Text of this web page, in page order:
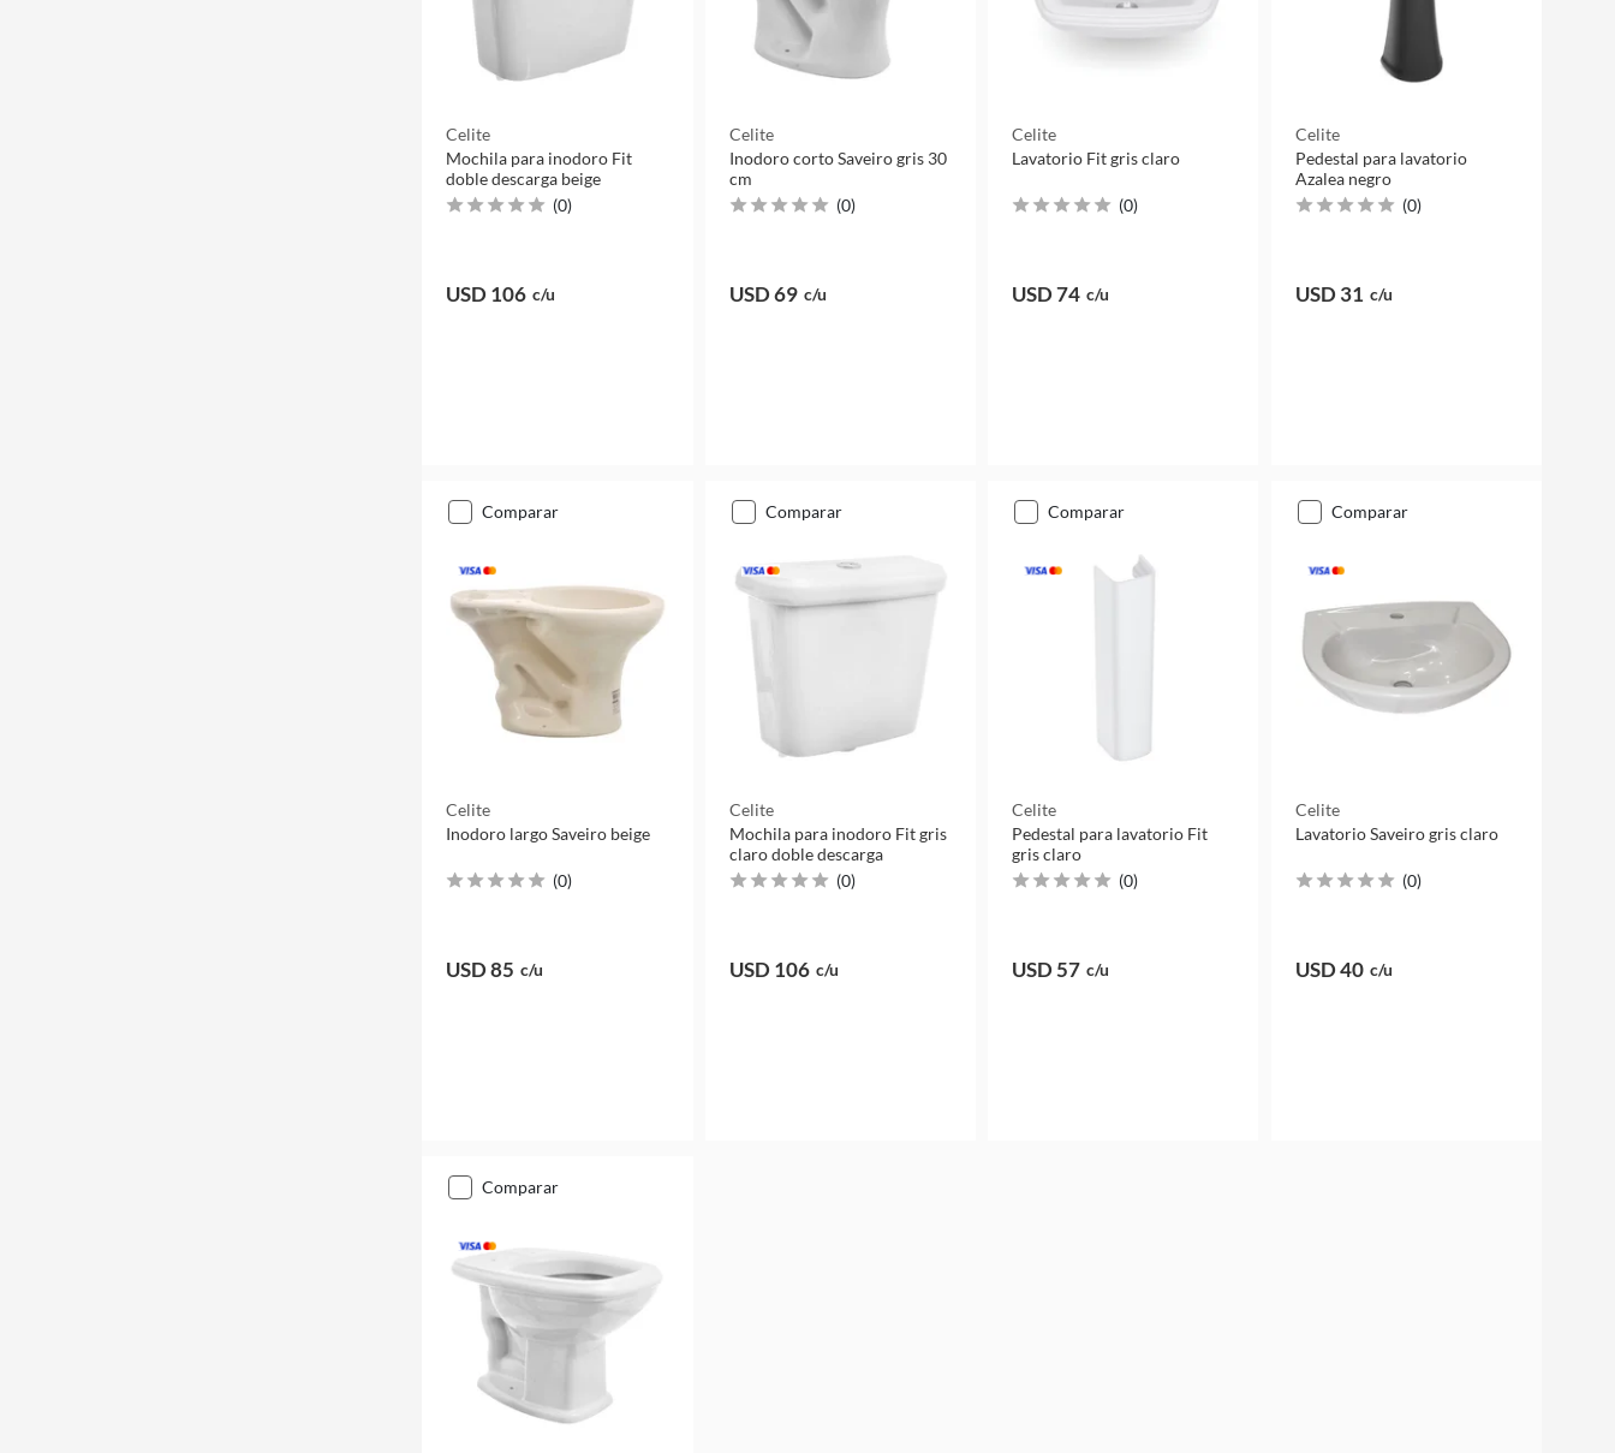
Celite
Mochila para inodoro Fit
doble descarga beige
(0)
USD 106 c/u
Celite
Inodoro corto Saveiro gris 30
cm
(0)
USD 69 c/u
Celite
Lavatorio Fit gris claro
(0)
USD 74 c/u
Celite
Pedestal para lavatorio
Azalea negro
(0)
USD 31 c/u
comparar
Celite
Inodoro largo Saveiro beige
(0)
USD 85 c/u
comparar
Celite
Mochila para inodoro Fit gris
claro doble descarga
(0)
USD 106 c/u
comparar
Celite
Pedestal para lavatorio Fit
gris claro
(0)
USD 57 c/u
comparar
Celite
Lavatorio Saveiro gris claro
(0)
USD 40 c/u
comparar